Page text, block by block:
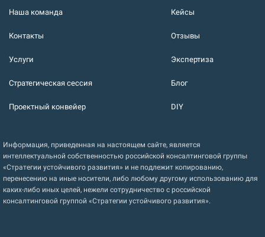
Наша команда
Контакты
Услуги
Стратегическая сессия
Проектный конвейер
Кейсы
Отзывы
Экспертиза
Блог
DIY
Информация, приведенная на настоящем сайте, является
интеллектуальной собственностью российской консалтинговой группы
«Стратегии устойчивого развития» и не подлежит копированию,
перенесению на иные носители, либо любому другому использованию для
каких-либо иных целей, нежели сотрудничество с российской
консалтинговой группой «Стратегии устойчивого развития».